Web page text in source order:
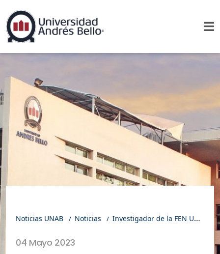
Noticias UNAB Noticias Investigador de la FEN UNAB presenta en EEUU estudio sobre preferencias laborales de género
04 Mayo 2023